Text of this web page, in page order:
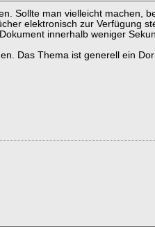
Sollte man vielleicht machen,
elektronisch zur Verfügung
innerhalb weniger
Das Thema ist generell ein